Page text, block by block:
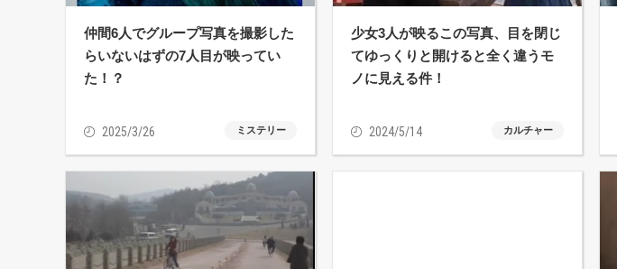
仲間6人でグループ写真を撮影した
らいないはずの7人目が映ってい
た！？
2025/3/26 ミステリー
少女3人が映るこの写真、目を閉じ
てゆっくりと開けると全く違うモ
ノに見える件！
2024/5/14 カルチャー